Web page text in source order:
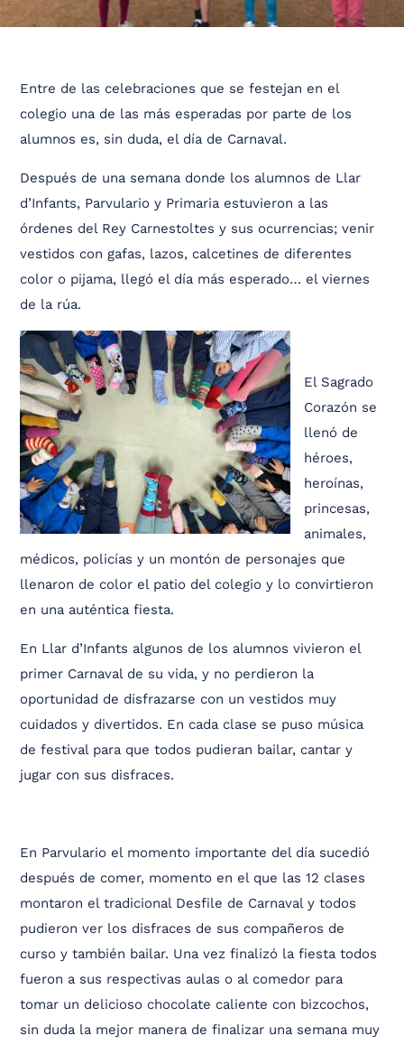
Entre de las celebraciones que se festejan en el
colegio una de las más esperadas por parte de los
alumnos es, sin duda, el día de Carnaval.
Después de una semana donde los alumnos de Llar
d’Infants, Parvulario y Primaria estuvieron a las
órdenes del Rey Carnestoltes y sus ocurrencias; venir
vestidos con gafas, lazos, calcetines de diferentes
color o pijama, llegó el día más esperado… el viernes
de la rúa.
El Sagrado
Corazón se
llenó de
héroes,
heroínas,
princesas,
animales,
médicos, policías y un montón de personajes que
llenaron de color el patio del colegio y lo convirtieron
en una auténtica fiesta.
En Llar d’Infants algunos de los alumnos vivieron el
primer Carnaval de su vida, y no perdieron la
oportunidad de disfrazarse con un vestidos muy
cuidados y divertidos. En cada clase se puso música
de festival para que todos pudieran bailar, cantar y
jugar con sus disfraces.
En Parvulario el momento importante del día sucedió
después de comer, momento en el que las 12 clases
montaron el tradicional Desfile de Carnaval y todos
pudieron ver los disfraces de sus compañeros de
curso y también bailar. Una vez finalizó la fiesta todos
fueron a sus respectivas aulas o al comedor para
tomar un delicioso chocolate caliente con bizcochos,
sin duda la mejor manera de finalizar una semana muy